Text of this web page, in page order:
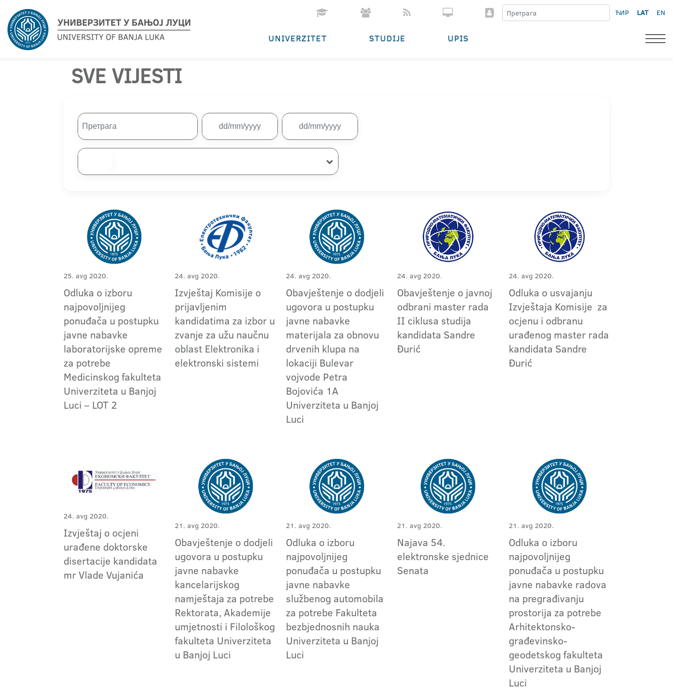
ЋИР LAT EN
UNIVERZITET STUDIJE UPIS
SVE VIJESTI
25. avg 2020.
Odluka o izboru
najpovoljnijeg
ponuđača u postupku
javne nabavke
laboratorijske opreme
za potrebe
Medicinskog fakulteta
Univerziteta u Banjoj
Luci – LOT 2
24. avg 2020.
Izvještaj Komisije o
prijavljenim
kandidatima za izbor u
zvanje za užu naučnu
oblast Elektronika i
elektronski sistemi
24. avg 2020.
Obavještenje o dodjeli
ugovora u postupku
javne nabavke
materijala za obnovu
drvenih klupa na
lokaciji Bulevar
vojvode Petra
Bojovića 1A
Univerziteta u Banjoj
Luci
24. avg 2020.
Obavještenje o javnoj
odbrani master rada
II ciklusa studija
kandidata Sandre
Đurić
24. avg 2020.
Odluka o usvajanju
Izvještaja Komisije za
ocjenu i odbranu
urađenog master rada
kandidata Sandre
Đurić
24. avg 2020.
Izvještaj o ocjeni
urađene doktorske
disertacije kandidata
mr Vlade Vujanića
21. avg 2020.
Obavještenje o dodjeli
ugovora u postupku
javne nabavke
kancelarijskog
namještaja za potrebe
Rektorata, Akademije
umjetnosti i Filološkog
fakulteta Univerziteta
u Banjoj Luci
21. avg 2020.
Odluka o izboru
najpovoljnijeg
ponuđača u postupku
javne nabavke
službenog automobila
za potrebe Fakulteta
bezbjednosnih nauka
Univerziteta u Banjoj
Luci
21. avg 2020.
Najava 54.
elektronske sjednice
Senata
21. avg 2020.
Odluka o izboru
najpovoljnijeg
ponuđača u postupku
javne nabavke radova
na pregrađivanju
prostorija za potrebe
Arhitektonsko-
građevinsko-
geodetskog fakulteta
Univerziteta u Banjoj
Luci